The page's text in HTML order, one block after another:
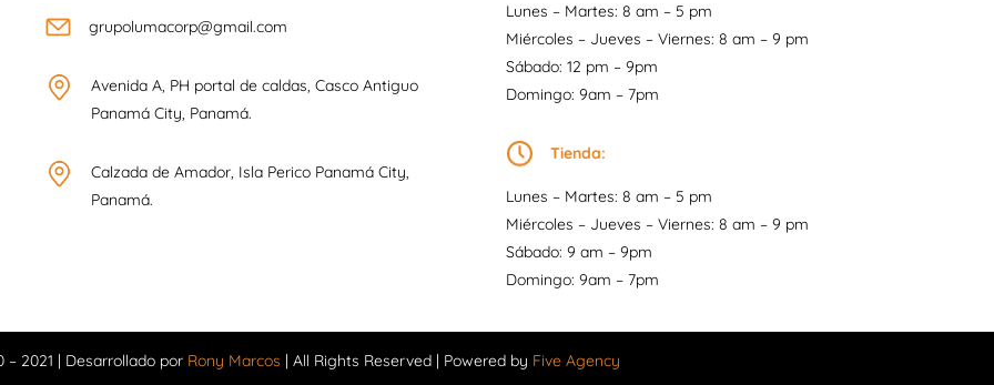
grupolumacorp@gmail.com
Avenida A, PH portal de caldas, Casco Antiguo
Panamá City, Panamá.
Calzada de Amador, Isla Perico Panamá City,
Panamá.
Lunes – Martes: 8 am – 5 pm
Miércoles – Jueves – Viernes: 8 am – 9 pm
Sábado: 12 pm – 9pm
Domingo: 9am – 7pm
Tienda:
Lunes – Martes: 8 am – 5 pm
Miércoles – Jueves – Viernes: 8 am – 9 pm
Sábado: 9 am – 9pm
Domingo: 9am – 7pm
2021 | Desarrollado por Rony Marcos | All Rights Reserved | Powered by Five Agency